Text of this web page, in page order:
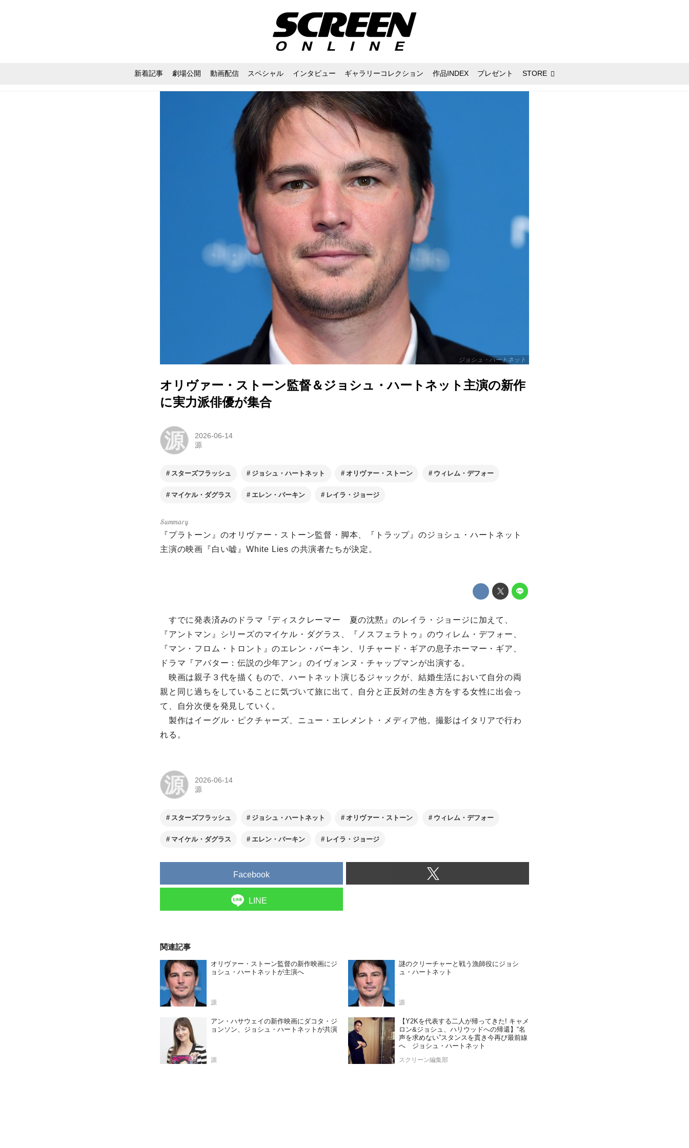
新着記事 劇場公開 動画配信 スペシャル インタビュー ギャラリーコレクション 作品INDEX プレゼント STORE
ジョシュ・ハートネット
オリヴァー・ストーン監督＆ジョシュ・ハートネット主演の新作
に実力派俳優が集合
源
2026-06-14
源
スターズフラッシュ ジョシュ・ハートネット オリヴァー・ストーン ウィレム・デフォー
マイケル・ダグラス エレン・バーキン レイラ・ジョージ
『プラトーン』のオリヴァー・ストーン監督・脚本、『トラップ』のジョシュ・ハートネット
主演の映画『白い嘘』White Lies の共演者たちが決定。
すでに発表済みのドラマ『ディスクレーマー 夏の沈黙』のレイラ・ジョージに加えて、
『アントマン』シリーズのマイケル・ダグラス、『ノスフェラトゥ』のウィレム・デフォー、
『マン・フロム・トロント』のエレン・バーキン、リチャード・ギアの息子ホーマー・ギア、
ドラマ『アバター：伝説の少年アン』のイヴォンヌ・チャップマンが出演する。
映画は親子３代を描くもので、ハートネット演じるジャックが、結婚生活において自分の両
親と同じ過ちをしていることに気づいて旅に出て、自分と正反対の生き方をする女性に出会っ
て、自分次便を発見していく。
製作はイーグル・ピクチャーズ、ニュー・エレメント・メディア他。撮影はイタリアで行わ
れる。
源
2026-06-14
源
スターズフラッシュ ジョシュ・ハートネット オリヴァー・ストーン ウィレム・デフォー
マイケル・ダグラス エレン・バーキン レイラ・ジョージ
Facebook
LINE
関連記事
オリヴァー・ストーン監督の新作映画にジ
ョシュ・ハートネットが主演へ
源
謎のクリーチャーと戦う漁師役にジョシ
ュ・ハートネット
源
アン・ハサウェイの新作映画にダコタ・ジ
ョンソン、ジョシュ・ハートネットが共演
源
【Y2Kを代表する二人が帰ってきた! キャメ
ロン&ジョシュ、ハリウッドへの帰還】“名
声を求めない”スタンスを貫き今再び最前線
へ ジョシュ・ハートネット
スクリーン編集部